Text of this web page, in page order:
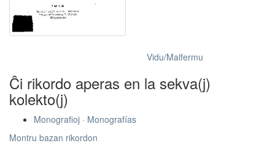
Vidu/Malfermu
Ĉi rikordo aperas en la sekva(j)
kolekto(j)
Monografioj · Monografías
Montru bazan rikordon